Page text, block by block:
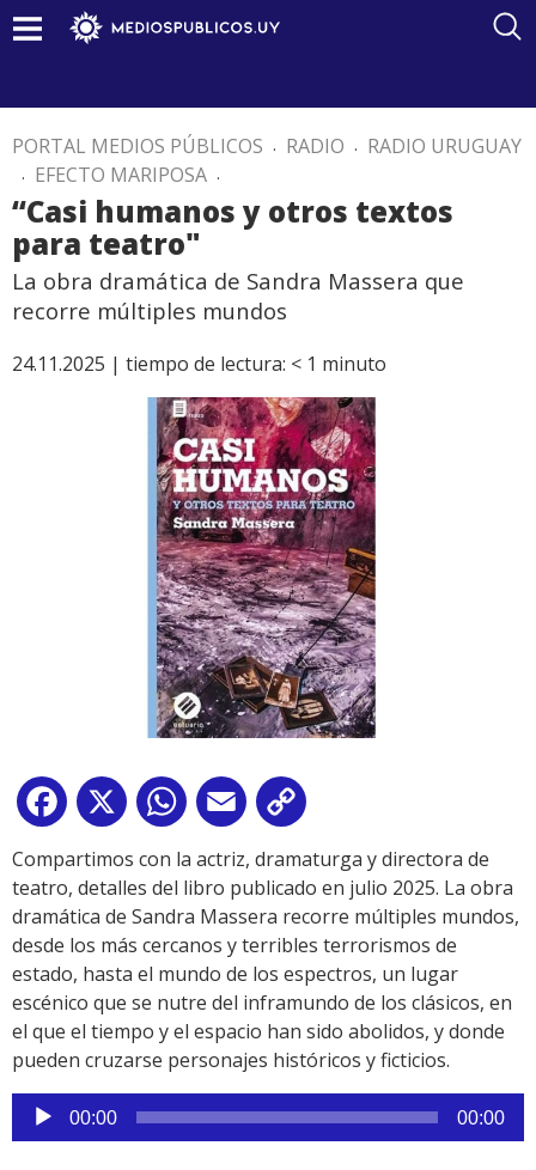
PORTAL MEDIOS PÚBLICOS . RADIO . RADIO URUGUAY
. EFECTO MARIPOSA .
“Casi humanos y otros textos
para teatro"
La obra dramática de Sandra Massera que
recorre múltiples mundos
24.11.2025 | tiempo de lectura: < 1 minuto
Facebook
X WhatsApp
Email
Link
Compartimos con la actriz, dramaturga y directora de
teatro, detalles del libro publicado en julio 2025. La obra
dramática de Sandra Massera recorre múltiples mundos,
desde los más cercanos y terribles terrorismos de
estado, hasta el mundo de los espectros, un lugar
escénico que se nutre del inframundo de los clásicos, en
el que el tiempo y el espacio han sido abolidos, y donde
pueden cruzarse personajes históricos y ficticios.
Reproductor
de
00:00 00:00